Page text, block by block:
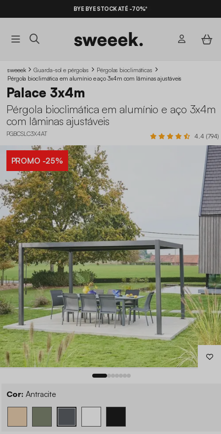
BYE BYE STOCK ATÉ -70%*
sweeek Guarda-sol e pérgolas
Pérgolas bioclimáticas
Pérgola bioclimática em alumínio e aço 3x4m com lâminas ajustáveis
Palace 3x4m
Pérgola bioclimática em alumínio e aço 3x4m
com lâminas ajustáveis
PGBCSLC3X4AT 4.4 (794)
PROMO -25%
Cor: Antracite